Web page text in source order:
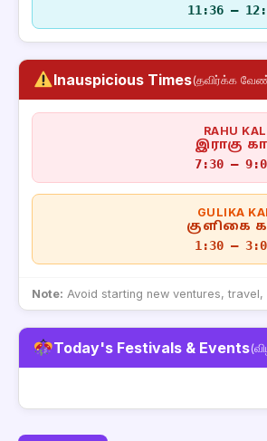
11:36 –
Inauspicious Times(தவிர்க்க
RAHU
இராகு
7:30 –
GULIKA
குளிகை
1:30 –
Note: Avoid starting new ventures,
Today's Festivals & Events